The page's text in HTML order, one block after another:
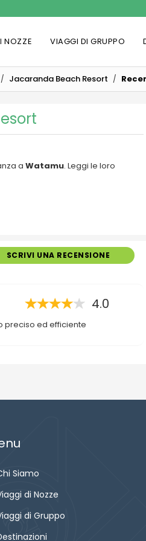
NOZZE VIAGGI DI GRUPPO
Jacaranda Beach Resort
a Watamu. Leggi le loro
SCRIVI UNA RECENSIONE
4.0
preciso ed efficiente
Siamo
di Nozze
di Gruppo